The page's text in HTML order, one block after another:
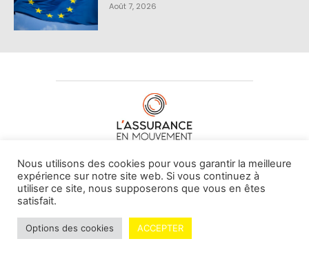
Août 7, 2026
À PROPOS DE NOUS•CONTACT
© L'assurance en mouvement -By Vovoxx Média
Mentions légales Contributeurs
Nous utilisons des cookies pour vous garantir la meilleure
expérience sur notre site web. Si vous continuez à
utiliser ce site, nous supposerons que vous en êtes
satisfait.
Options des cookies ACCEPTER